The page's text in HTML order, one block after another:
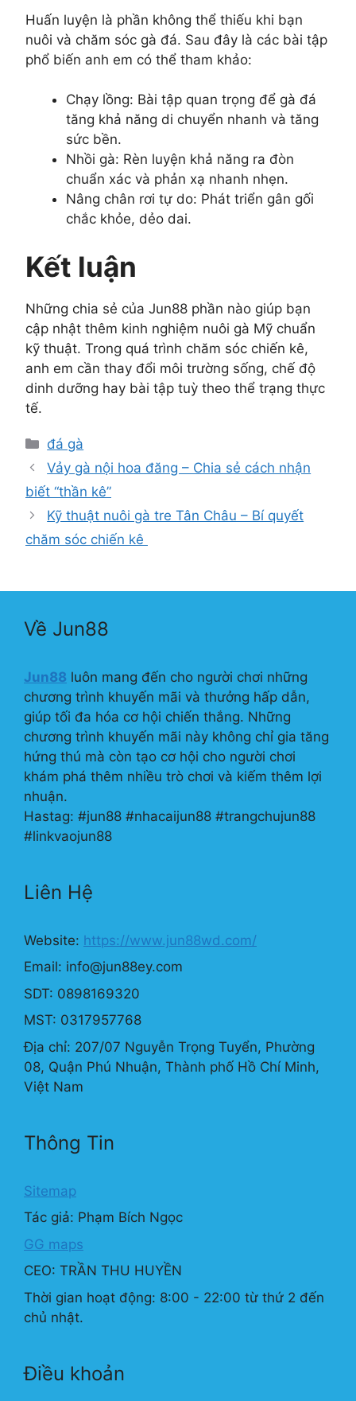
Huấn luyện là phần không thể thiếu khi bạn
nuôi và chăm sóc gà đá. Sau đây là các bài tập
phổ biến anh em có thể tham khảo:
Chạy lồng: Bài tập quan trọng để gà đá
tăng khả năng di chuyển nhanh và tăng
sức bền.
Nhồi gà: Rèn luyện khả năng ra đòn
chuẩn xác và phản xạ nhanh nhẹn.
Nâng chân rơi tự do: Phát triển gân gối
chắc khỏe, dẻo dai.
Kết luận
Những chia sẻ của Jun88 phần nào giúp bạn
cập nhật thêm kinh nghiệm nuôi gà Mỹ chuẩn
kỹ thuật. Trong quá trình chăm sóc chiến kê,
anh em cần thay đổi môi trường sống, chế độ
dinh dưỡng hay bài tập tuỳ theo thể trạng thực
tế.
Danh
mục
đá gà
Vảy gà nội hoa đăng – Chia sẻ cách nhận
biết “thần kê”
Kỹ thuật nuôi gà tre Tân Châu – Bí quyết
chăm sóc chiến kê
Về Jun88
Jun88 luôn mang đến cho người chơi những
chương trình khuyến mãi và thưởng hấp dẫn,
giúp tối đa hóa cơ hội chiến thắng. Những
chương trình khuyến mãi này không chỉ gia tăng
hứng thú mà còn tạo cơ hội cho người chơi
khám phá thêm nhiều trò chơi và kiếm thêm lợi
nhuận.
Hastag: #jun88 #nhacaijun88 #trangchujun88
#linkvaojun88
Liên Hệ
Website: https://www.jun88wd.com/
Email: info@jun88ey.com
SDT: 0898169320
MST: 0317957768
Địa chỉ: 207/07 Nguyễn Trọng Tuyển, Phường
08, Quận Phú Nhuận, Thành phố Hồ Chí Minh,
Việt Nam
Thông Tin
Sitemap
Tác giả: Phạm Bích Ngọc
GG maps
CEO: TRẦN THU HUYỀN
Thời gian hoạt động: 8:00 - 22:00 từ thứ 2 đến
chủ nhật.
Điều khoản